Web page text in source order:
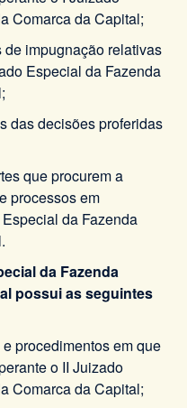
Comarca da Capital;
de impugnação relativas
Especial da Fazenda
das decisões proferidas
que procurem a
processos em
da Fazenda
da Fazenda
possui as seguintes
procedimentos em que
o II Juizado
Comarca da Capital;